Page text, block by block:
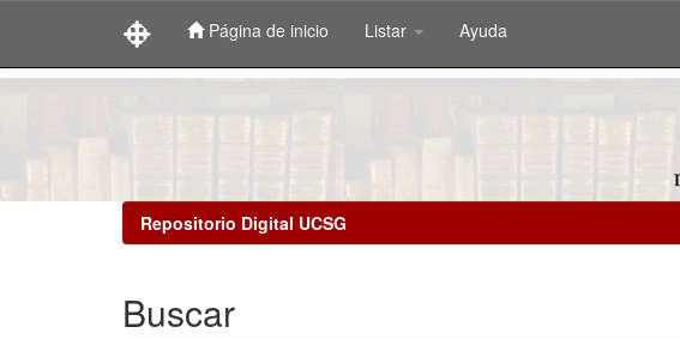
Página de inicio Listar Ayuda
Repositorio Digital UCSG
Buscar